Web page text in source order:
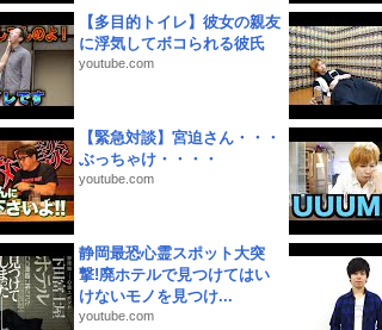
【多目的トイレ】彼女の親友
に浮気してボコられる彼氏
youtube.com
【緊急対談】宮迫さん・・・
ぶっちゃけ・・・・
youtube.com
静岡最恐心霊スポット大突
撃!廃ホテルで見つけてはい
けないモノを見つけ...
youtube.com